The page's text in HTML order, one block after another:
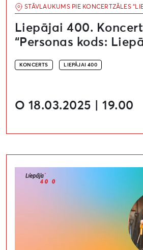
STĀVLAUKUMS PIE KONCERTZĀLES
Liepājai 400.
“Personas kods:
KONCERTS LIEPĀJAI 400
O 18.03.2025 | 19.00